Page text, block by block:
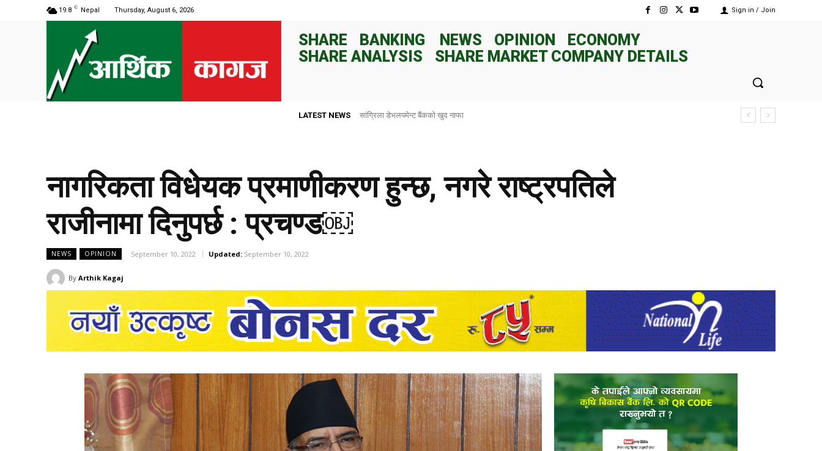
19.8 C Nepal Thursday, August 6, 2026 Sign in / Join
SHARE BANKING NEWS OPINION
ECONOMY
SHARE ANALYSIS
SHARE MARKET COMPANY DETAILS
LATEST NEWS आरएसडीसी लघुवित्तको नाफा ३५.७६% ले बढ्यो, लाभांश क्षमता १०.९७% पुग्यो
नागरिकता विधेयक प्रमाणीकरण हुन्छ, नगरे राष्ट्रपतिले
राजीनामा दिनुपर्छ : प्रचण्ड￼
NEWS OPINION September 10, 2022 Updated: September 10, 2022
By Arthik Kagaj